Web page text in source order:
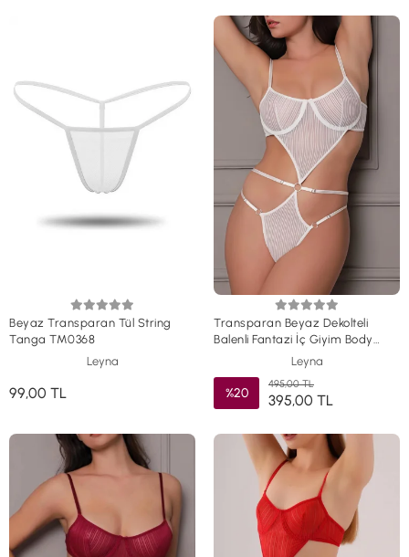
Beyaz Transparan Tül String
Tanga TM0368
Leyna
99,00 TL
Transparan Beyaz Dekolteli
Balenli Fantazi İç Giyim Body
Leyna
%20
495,00 TL
395,00 TL